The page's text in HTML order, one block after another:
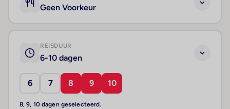
Geen Voorkeur
REISDUUR
6-10 dagen
6 7 8 9 10
8, 9, 10 dagen geselecteerd.